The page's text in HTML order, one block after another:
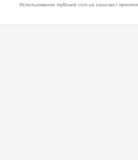
Использование myBoard.com.ua означает